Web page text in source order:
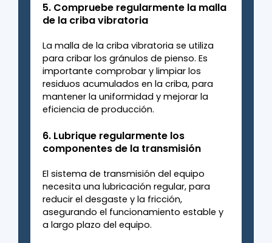
5. Compruebe regularmente la malla
de la criba vibratoria
La malla de la criba vibratoria se utiliza
para cribar los gránulos de pienso. Es
importante comprobar y limpiar los
residuos acumulados en la criba, para
mantener la uniformidad y mejorar la
eficiencia de producción.
6. Lubrique regularmente los
componentes de la transmisión
El sistema de transmisión del equipo
necesita una lubricación regular, para
reducir el desgaste y la fricción,
asegurando el funcionamiento estable y
a largo plazo del equipo.